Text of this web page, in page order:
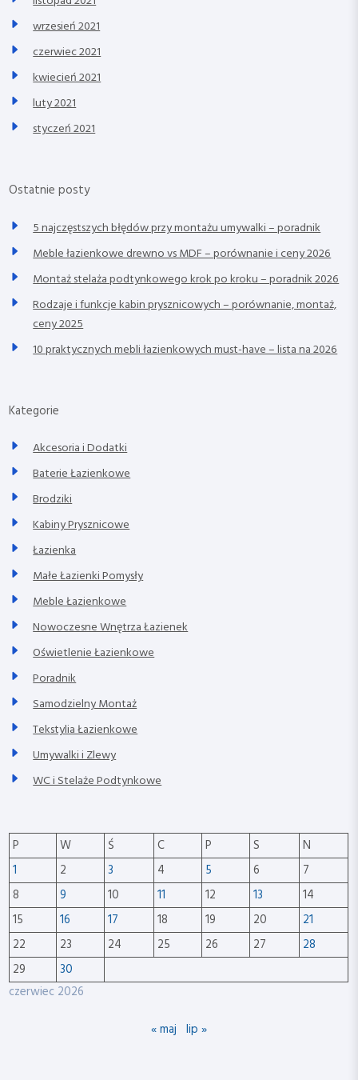
wrzesień 2021
czerwiec 2021
kwiecień 2021
luty 2021
styczeń 2021
Ostatnie posty
5 najczęstszych błędów przy montażu umywalki – poradnik
Meble łazienkowe drewno vs MDF – porównanie i ceny 2026
Montaż stelaża podtynkowego krok po kroku – poradnik 2026
Rodzaje i funkcje kabin prysznicowych – porównanie, montaż,
ceny 2025
10 praktycznych mebli łazienkowych must-have – lista na 2026
Kategorie
Akcesoria i Dodatki
Baterie Łazienkowe
Brodziki
Kabiny Prysznicowe
Łazienka
Małe Łazienki Pomysły
Meble Łazienkowe
Nowoczesne Wnętrza Łazienek
Oświetlenie Łazienkowe
Poradnik
Samodzielny Montaż
Tekstylia Łazienkowe
Umywalki i Zlewy
WC i Stelaże Podtynkowe
czerwiec 2026
P W Ś C P S
N
1
2 3 4 5 6
7
8
9 10 11 12 13
14
15
16 17 18 19 20
21
22
23 24 25 26 27
28
29
30
« maj lip »